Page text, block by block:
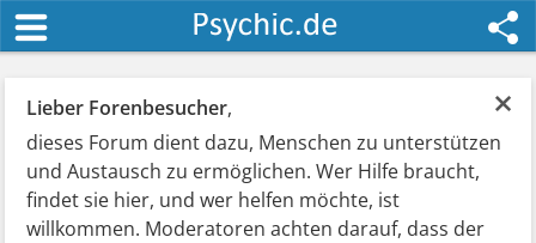
×
Lieber Forenbesucher,
dieses Forum dient dazu, Menschen zu unterstützen
und Austausch zu ermöglichen. Wer Hilfe braucht,
findet sie hier, und wer helfen möchte, ist
willkommen. Moderatoren achten darauf, dass der